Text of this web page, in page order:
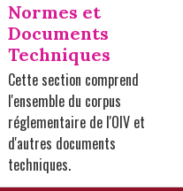
Normes et
Documents
Techniques
Cette section comprend
l'ensemble du corpus
réglementaire de l'OIV et
d'autres documents
techniques.